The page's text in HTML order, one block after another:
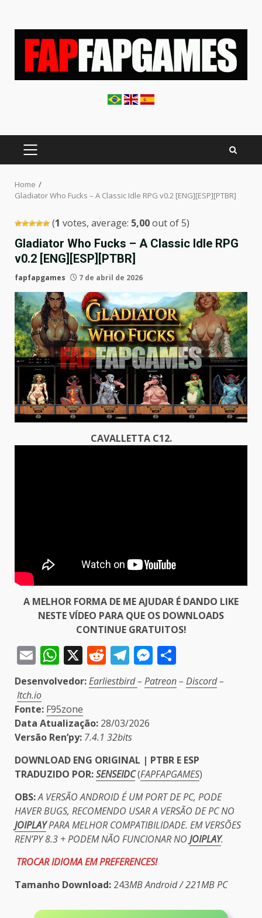
PRIMARY
MENU
Home
Gladiator Who Fucks – A Classic Idle RPG v0.2 [ENG][ESP][PTBR]
(1 votes, average: 5,00out of 5)
Gladiator Who Fucks – A Classic Idle RPG
v0.2 [ENG][ESP][PTBR]
fapfapgames 7 de abril de 2026
CAVALLETTA C12.
A MELHOR FORMA DE ME AJUDAR É DANDO LIKE
NESTE VÍDEO PARA QUE OS DOWNLOADS
CONTINUE GRATUITOS!
EmailWhatsApp
X Reddit
Telegram
Messenger
Desenvolvedor:Earliestbird– Patreon– Discord–
Itch.io
Fonte: F95zone
Data Atualização: 28/03/2026
Versão Ren’py: 7.4.1 32bits
DOWNLOAD ENG ORIGINAL | PTBR E ESP
TRADUZIDO POR:SENSEIDC(FAPFAPGAMES)
OBS:A VERSÃO ANDROID É UM PORT DE PC, PODE
HAVER BUGS, RECOMENDO USAR A VERSÃO DE PC NO
JOIPLAYPARA MELHOR COMPATIBILIDADE. EM VERSÕES
REN’PY 8.3 + PODEM NÃO FUNCIONAR NO JOIPLAY.
TROCAR IDIOMA EM PREFERENCES!
Tamanho Download: 243MB Android / 221MB PC